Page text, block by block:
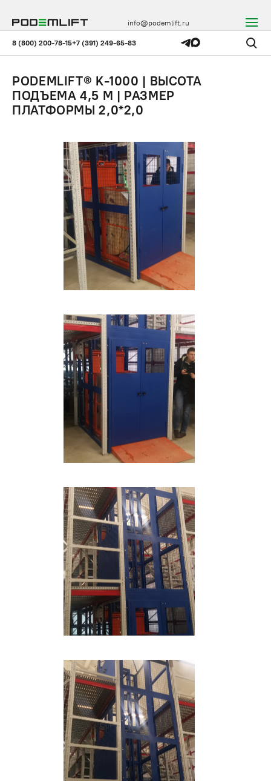
8 (800) 200-78-15+7 (391) 249-65-83
info@podemlift.ru
PODEMLIFT® K-1000 | ВЫСОТА
ПОДЪЕМА 4,5 М | РАЗМЕР
ПЛАТФОРМЫ 2,0*2,0